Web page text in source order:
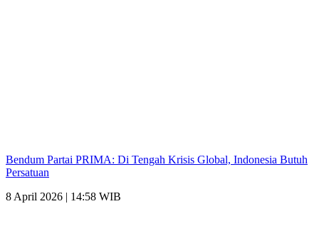
Bendum Partai PRIMA: Di Tengah Krisis Global, Indonesia Butuh
Persatuan
8 April 2026 | 14:58 WIB